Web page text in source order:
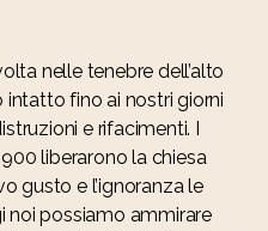
nelle tenebre dell’alto
intatto fino ai nostri giorni
e rifacimenti. I
liberarono la chiesa
gusto e l’ignoranza le
noi possiamo ammirare